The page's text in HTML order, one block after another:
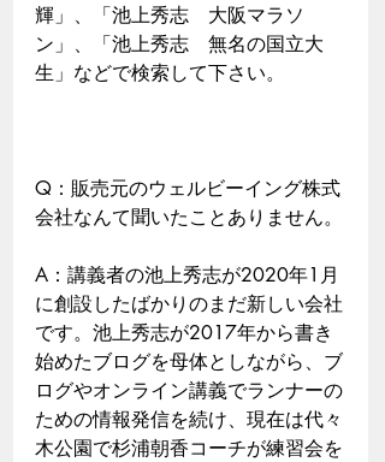
輝」、「池上秀志　大阪マラソ
ン」、「池上秀志　無名の国立大
生」などで検索して下さい。
Q：販売元のウェルビーイング株式
会社なんて聞いたことありません。
A：講義者の池上秀志が2020年1月
に創設したばかりのまだ新しい会社
です。池上秀志が2017年から書き
始めたブログを母体としながら、ブ
ログやオンライン講義でランナーの
ための情報発信を続け、現在は代々
木公園で杉浦朝香コーチが練習会を